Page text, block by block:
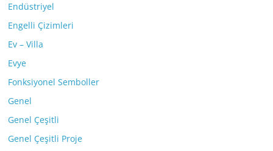
Endüstriyel
Engelli Çizimleri
Ev – Villa
Evye
Fonksiyonel Semboller
Genel
Genel Çeşitli
Genel Çeşitli Proje